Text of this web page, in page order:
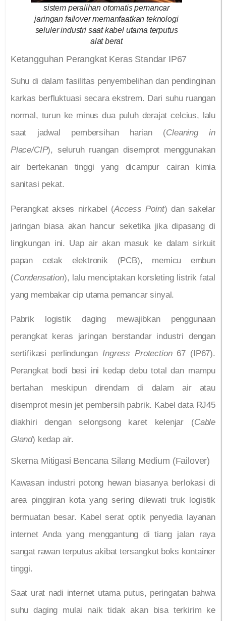
sistem peralihan otomatis pemancar
jaringan failover memanfaatkan teknologi
seluler industri saat kabel utama terputus
alat berat
Ketangguhan Perangkat Keras Standar IP67
Suhu di dalam fasilitas penyembelihan dan pendinginan
karkas berfluktuasi secara ekstrem. Dari suhu ruangan
normal, turun ke minus dua puluh derajat celcius, lalu
saat jadwal pembersihan harian (Cleaning in
Place/CIP), seluruh ruangan disemprot menggunakan
air bertekanan tinggi yang dicampur cairan kimia
sanitasi pekat.
Perangkat akses nirkabel (Access Point) dan sakelar
jaringan biasa akan hancur seketika jika dipasang di
lingkungan ini. Uap air akan masuk ke dalam sirkuit
papan cetak elektronik (PCB), memicu embun
(Condensation), lalu menciptakan korsleting listrik fatal
yang membakar cip utama pemancar sinyal.
Pabrik logistik daging mewajibkan penggunaan
perangkat keras jaringan berstandar industri dengan
sertifikasi perlindunganIngress Protection67 (IP67).
Perangkat bodi besi ini kedap debu total dan mampu
bertahan meskipun direndam di dalam air atau
disemprot mesin jet pembersih pabrik. Kabel data RJ45
diakhiri dengan selongsong karet kelenjar (Cable
Gland) kedap air.
Skema Mitigasi Bencana Silang Medium (Failover)
Kawasan industri potong hewan biasanya berlokasi di
area pinggiran kota yang sering dilewati truk logistik
bermuatan besar. Kabel serat optik penyedia layanan
internet Anda yang menggantung di tiang jalan raya
sangat rawan terputus akibat tersangkut boks kontainer
tinggi.
Saat urat nadi internet utama putus, peringatan bahwa
suhu daging mulai naik tidak akan bisa terkirim ke